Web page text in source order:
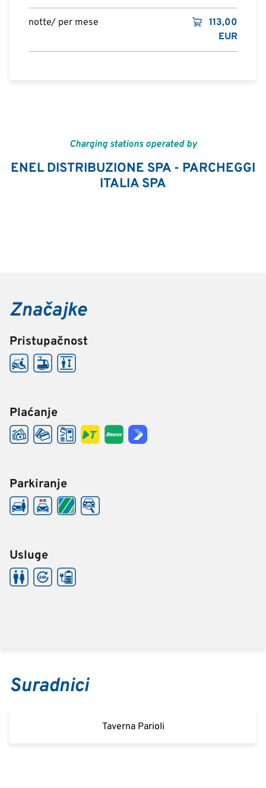
notte/ per mese
113,00
EUR
Charging stations operated by
ENEL DISTRIBUZIONE SPA - PARCHEGGI
ITALIA SPA
Značajke
Pristupačnost
Plaćanje
Parkiranje
Usluge
Suradnici
Taverna Parioli